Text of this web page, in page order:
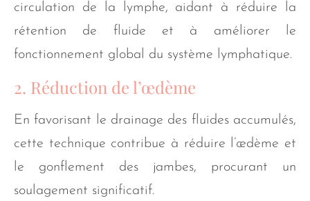
circulation de la lymphe, aidant à réduire la
rétention de fluide et à améliorer le
fonctionnement global du système lymphatique.
2. Réduction de l’œdème
En favorisant le drainage des fluides accumulés,
cette technique contribue à réduire l’œdème et
le gonflement des jambes, procurant un
soulagement significatif.